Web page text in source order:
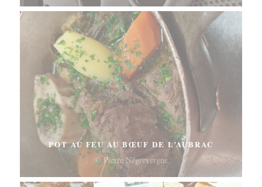
POT AU FEU AU BŒUF DE L’AUBRAC
© Pierre Négrevergne